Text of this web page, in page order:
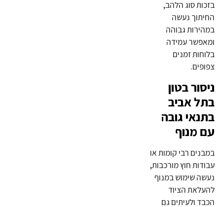
בזכות סוג הלהב,
החיתוך נעשה
במהירות גבוהה
ומאפשר עמידה
בלוחות זמנים
צפופים.
ניסור בטון
בתל אביב
בתנאי גובה
עם מנוף
במבנים רבי קומות או
עבודות חוץ מורכבות,
נעשה שימוש במנוף
להעלאת הציוד
הכבד ולעיתים גם